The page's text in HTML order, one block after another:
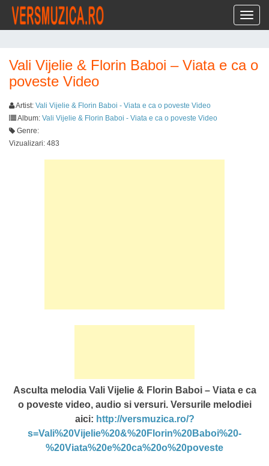
Vali Vijelie & Florin Baboi – Viata e ca o
poveste Video
Artist: Vali Vijelie & Florin Baboi - Viata e ca o poveste Video
Album: Vali Vijelie & Florin Baboi - Viata e ca o poveste Video
Genre:
Vizualizari: 483
Asculta melodia Vali Vijelie & Florin Baboi – Viata e ca
o poveste video, audio si versuri. Versurile melodiei
aici: http://versmuzica.ro/?
s=Vali%20Vijelie%20&%20Florin%20Baboi%20-
%20Viata%20e%20ca%20o%20poveste